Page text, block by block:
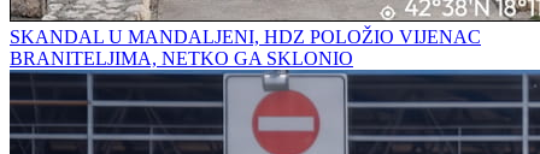
SKANDAL U MANDALJENI, HDZ POLOŽIO VIJENAC
BRANITELJIMA, NETKO GA SKLONIO